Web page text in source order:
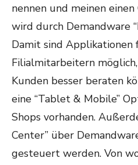
nennen und meinen
wird durch Demandware
Damit sind Applikationen
Filialmitarbeitern
Kunden besser beraten
eine “Tablet & Mobile”
Shops vorhanden.
Center” über
gesteuert werden. Von